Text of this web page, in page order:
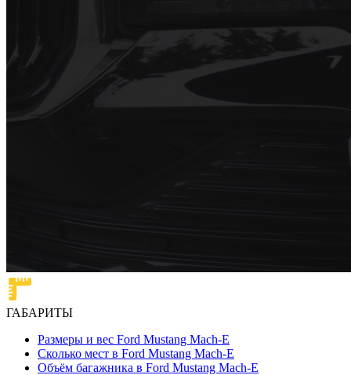
ГАБАРИТЫ
Размеры и вес Ford Mustang Mach-E
Сколько мест в Ford Mustang Mach-E
Объём багажника в Ford Mustang Mach-E